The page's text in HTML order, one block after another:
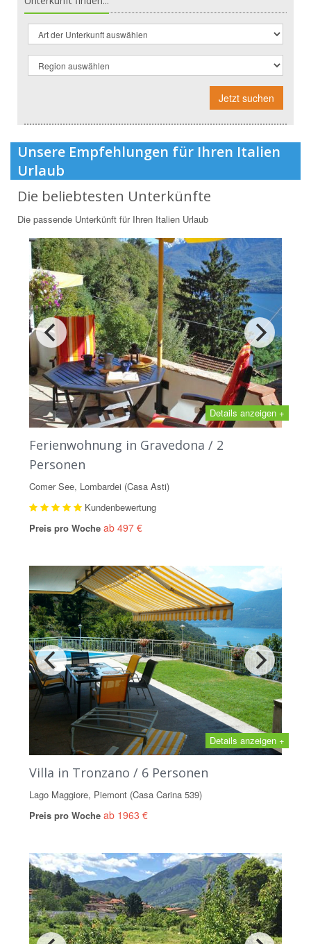
Jetzt suchen
Unsere Empfehlungen für Ihren Italien
Urlaub
Die beliebtesten Unterkünfte
Die passende Unterkünft für Ihren Italien Urlaub
Details anzeigen +
Ferienwohnung in Gravedona / 2
Personen
Comer See, Lombardei (Casa Asti)
Kundenbewertung
Preis pro Woche ab 497 €
Details anzeigen +
Villa in Tronzano / 6 Personen
Lago Maggiore, Piemont (Casa Carina 539)
Preis pro Woche ab 1963 €